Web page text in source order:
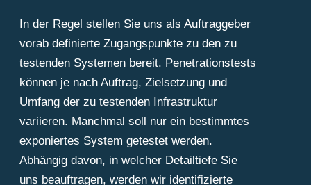
In der Regel stellen Sie uns als Auftraggeber
vorab definierte Zugangspunkte zu den zu
testenden Systemen bereit. Penetrationstests
können je nach Auftrag, Zielsetzung und
Umfang der zu testenden Infrastruktur
variieren. Manchmal soll nur ein bestimmtes
exponiertes System getestet werden.
Abhängig davon, in welcher Detailtiefe Sie
uns beauftragen, werden wir identifizierte